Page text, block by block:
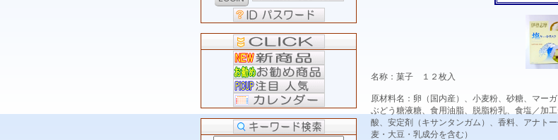
名称：菓子 １２枚入
原材料名：卵（国内産）、小麦粉、砂糖、マー
ぶどう糖液糖、食用油脂、脱脂粉乳、食塩／加
酸、安定剤（キサンタンガム）、香料、アナト
麦・大豆・乳成分を含む）